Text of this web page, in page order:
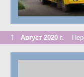
↑ Август 2020 г.